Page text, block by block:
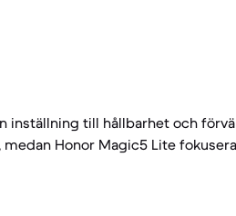
inställning till hållbarhet och
Honor Magic5 Lite